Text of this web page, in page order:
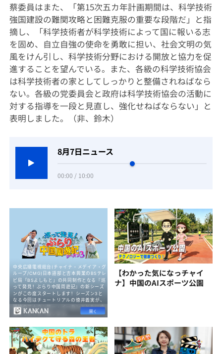
蔡委員はまた、「第15次五カ年計画期間は、科学技術
強国建設の難関攻略と困難克服の重要な段階だ」と指
摘し、「科学技術者が科学技術によって国に報いる志
を固め、自立自強の使命を勇敢に担い、社会文明の気
風をけん引し、科学技術分野における開放と協力を促
進することを望んでいる。また、各級の科学技術協会
は科学技術者の家としてしっかりと整備されねばなら
ない。各級の党委員会と政府は科学技術協会の活動に
対する指導を一段と見直し、強化せねばならない」と
表明しました。（非、鈴木）
8月7日ニュース
00:00 / 10:00
【わかった気になっチャイ
ナ】中国のAIスポーツ公園